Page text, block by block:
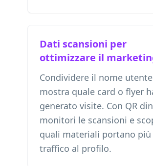
Dati scansioni per
ottimizzare il
Condividere il nome
mostra quale card o flyer
generato visite. Con QR
monitori le scansioni e
quali materiali portano più
traffico al profilo.